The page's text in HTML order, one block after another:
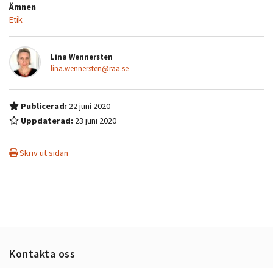
Ämnen
Etik
Lina Wennersten
lina.wennersten@raa.se
Publicerad: 22 juni 2020
Uppdaterad: 23 juni 2020
Skriv ut sidan
Kontakta oss